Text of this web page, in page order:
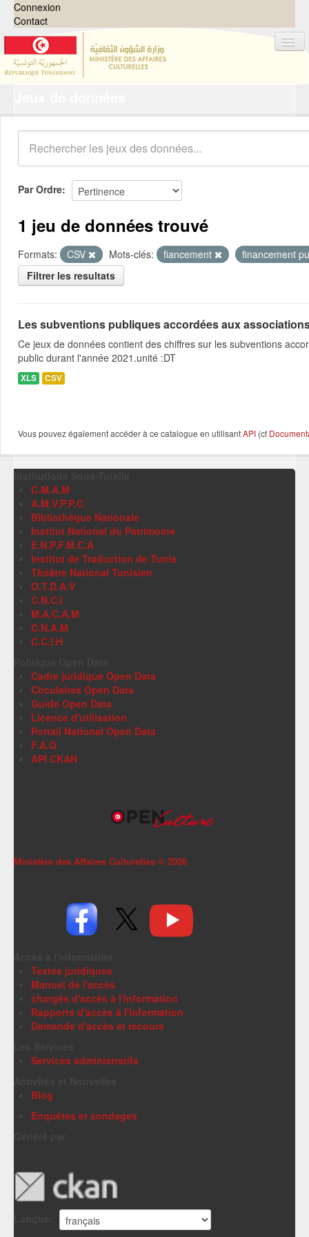
Connexion
Contact
Organisations
Groupes
Demandes 0
À propos
Par Ordre
1 jeu de données trouvé
Formats: CSV Mots-clés: fiancement
financement
Filtrer les resultats
Les subventions publiques accordées aux
Ce jeux de données contient des chiffres sur les subventions
public durant l'année 2021.unité :DT
XLS CSV
Vous pouvez également accéder à ce catalogue en utilisantAPI (cf
C.M.A.M
A.M.V.P.P.C
Bibliothèque Nationale
Institut National du Patrimoine
E.N.P.F.M.C.A
Institut de Traduction de Tunis
Théâtre National Tunisien
O.T.D.A.V
C.N.C.I
M.A.C.A.M
C.N.A.M
C.C.I.H
Cadre juridique Open Data
Circulaires Open Data
Guide Open Data
Licence d'utilisation
Portail National Open Data
F.A.Q
API CKAN
Ministère des Affaires Culturelles © 2026
Textes juridiques
Manuel de l'accès
chargés d'accès à l'information
Rapports d'accès à l'information
Demande d'accès et recours
Services administratifs
Blog
Enquêtes et sondages